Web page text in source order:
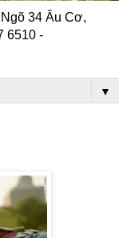
34 Âu Cơ,
6510 -
▼